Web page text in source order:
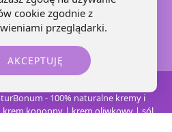
– 17:30
- 100% naturalne kremy i
krem konopny | krem oliwkowy | sól
cookie zgodnie z
przeglądarki.
AKCEPTUJĘ